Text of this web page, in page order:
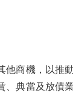
他商機，以推
、典當及放債